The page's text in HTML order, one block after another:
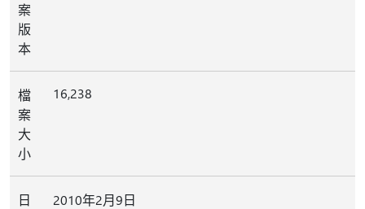
案
版
本
檔
案
大
小
16,238
日
2010年2月9日